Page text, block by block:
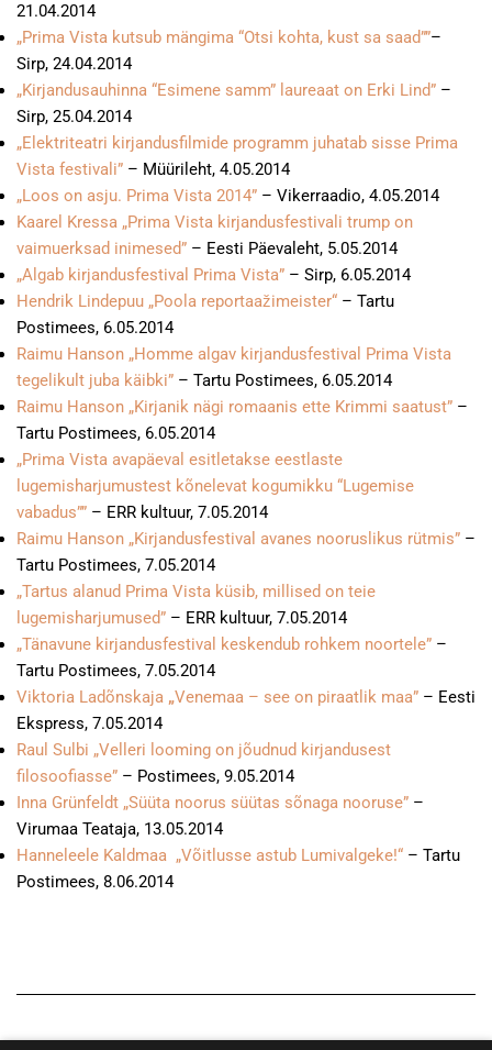
21.04.2014
„Prima Vista kutsub mängima “Otsi kohta, kust sa saad””–
Sirp, 24.04.2014
„Kirjandusauhinna “Esimene samm” laureaat on Erki Lind” –
Sirp, 25.04.2014
„Elektriteatri kirjandusfilmide programm juhatab sisse Prima
Vista festivali” – Müürileht, 4.05.2014
„Loos on asju. Prima Vista 2014” – Vikerraadio, 4.05.2014
Kaarel Kressa „Prima Vista kirjandusfestivali trump on
vaimuerksad inimesed” – Eesti Päevaleht, 5.05.2014
„Algab kirjandusfestival Prima Vista” – Sirp, 6.05.2014
Hendrik Lindepuu „Poola reportaažimeister“ – Tartu
Postimees, 6.05.2014
Raimu Hanson „Homme algav kirjandusfestival Prima Vista
tegelikult juba käibki” – Tartu Postimees, 6.05.2014
Raimu Hanson „Kirjanik nägi romaanis ette Krimmi saatust” –
Tartu Postimees, 6.05.2014
„Prima Vista avapäeval esitletakse eestlaste
lugemisharjumustest kõnelevat kogumikku “Lugemise
vabadus”” – ERR kultuur, 7.05.2014
Raimu Hanson „Kirjandusfestival avanes nooruslikus rütmis” –
Tartu Postimees, 7.05.2014
„Tartus alanud Prima Vista küsib, millised on teie
lugemisharjumused” – ERR kultuur, 7.05.2014
„Tänavune kirjandusfestival keskendub rohkem noortele” –
Tartu Postimees, 7.05.2014
Viktoria Ladõnskaja „Venemaa – see on piraatlik maa” – Eesti
Ekspress, 7.05.2014
Raul Sulbi „Velleri looming on jõudnud kirjandusest
filosoofiasse” – Postimees, 9.05.2014
Inna Grünfeldt „Süüta noorus süütas sõnaga nooruse” –
Virumaa Teataja, 13.05.2014
Hanneleele Kaldmaa „Võitlusse astub Lumivalgeke!“ – Tartu
Postimees, 8.06.2014